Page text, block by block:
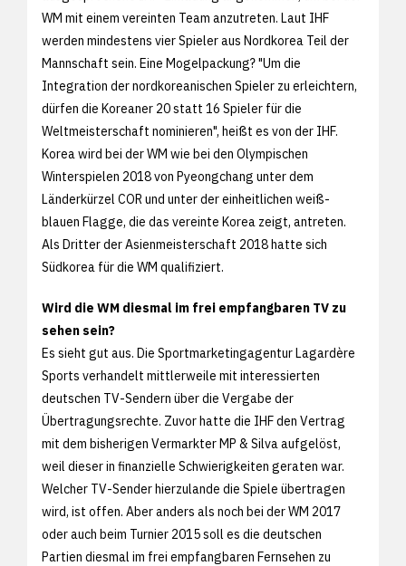
WM mit einem vereinten Team anzutreten. Laut IHF
werden mindestens vier Spieler aus Nordkorea Teil der
Mannschaft sein. Eine Mogelpackung? "Um die
Integration der nordkoreanischen Spieler zu erleichtern,
dürfen die Koreaner 20 statt 16 Spieler für die
Weltmeisterschaft nominieren", heißt es von der IHF.
Korea wird bei der WM wie bei den Olympischen
Winterspielen 2018 von Pyeongchang unter dem
Länderkürzel COR und unter der einheitlichen weiß-
blauen Flagge, die das vereinte Korea zeigt, antreten.
Als Dritter der Asienmeisterschaft 2018 hatte sich
Südkorea für die WM qualifiziert.
Wird die WM diesmal im frei empfangbaren TV zu
sehen sein?
Es sieht gut aus. Die Sportmarketingagentur Lagardère
Sports verhandelt mittlerweile mit interessierten
deutschen TV-Sendern über die Vergabe der
Übertragungsrechte. Zuvor hatte die IHF den Vertrag
mit dem bisherigen Vermarkter MP & Silva aufgelöst,
weil dieser in finanzielle Schwierigkeiten geraten war.
Welcher TV-Sender hierzulande die Spiele übertragen
wird, ist offen. Aber anders als noch bei der WM 2017
oder auch beim Turnier 2015 soll es die deutschen
Partien diesmal im frei empfangbaren Fernsehen zu